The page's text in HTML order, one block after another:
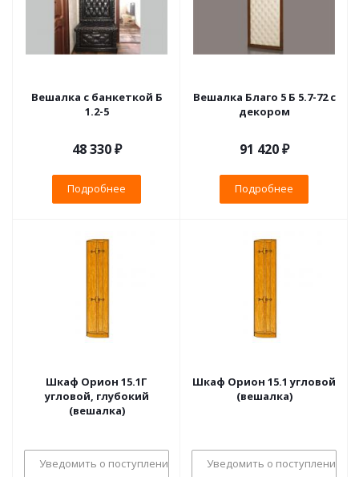
Вешалка с банкеткой Б
1.2-5
48 330 ₽
Подробнее
Вешалка Благо 5 Б 5.7-72 с
декором
91 420 ₽
Подробнее
Шкаф Орион 15.1Г
угловой, глубокий
(вешалка)
Уведомить о поступлении
Шкаф Орион 15.1 угловой
(вешалка)
Уведомить о поступлении